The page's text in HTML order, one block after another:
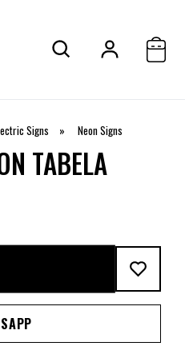
Signs » Neon Signs
TABELA